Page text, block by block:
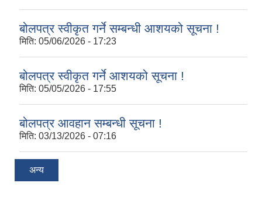
बोलपत्र स्वीकृत गर्ने सम्बन्धी आशयको सूचना !
मिति: 05/06/2026 - 17:23
बोलपत्र स्वीकृत गर्ने आशयको सूचना !
मिति: 05/05/2026 - 17:55
बोलपत्र आवहान सम्बन्धी सूचना !
मिति: 03/13/2026 - 07:16
अन्य